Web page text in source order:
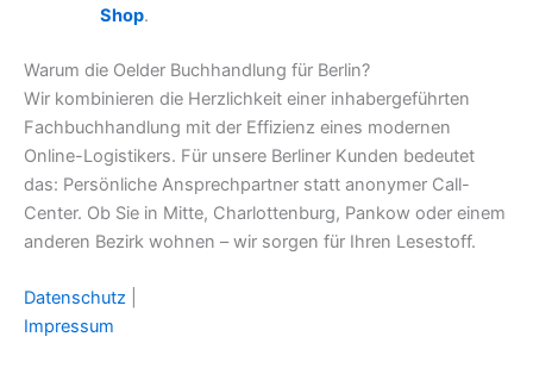
Shop.
Warum die Oelder Buchhandlung für Berlin?
Wir kombinieren die Herzlichkeit einer inhabergeführten
Fachbuchhandlung mit der Effizienz eines modernen
Online-Logistikers. Für unsere Berliner Kunden bedeutet
das: Persönliche Ansprechpartner statt anonymer Call-
Center. Ob Sie in Mitte, Charlottenburg, Pankow oder einem
anderen Bezirk wohnen – wir sorgen für Ihren Lesestoff.
Datenschutz
Impressum